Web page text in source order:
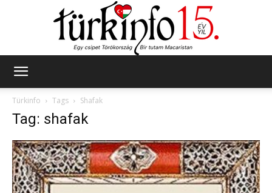
Türkinfo
Tags Shafak
Tag: shafak